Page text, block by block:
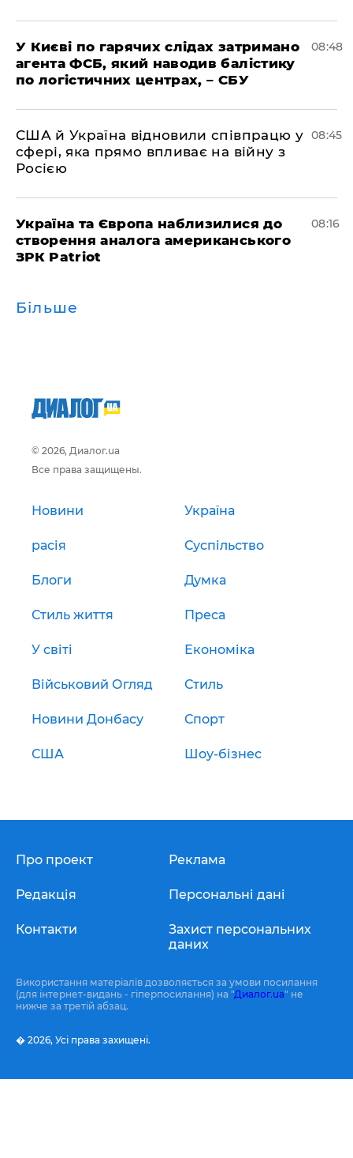
У Києві по гарячих слідах затримано
агента ФСБ, який наводив балістику
по логістичних центрах, – СБУ
08:48
США й Україна відновили співпрацю у
сфері, яка прямо впливає на війну з
Росією
08:45
Україна та Європа наблизилися до
створення аналога американського
ЗРК Patriot
08:16
Більше
© 2026, Диалог.ua
Все права защищены.
Новини Україна
расія Суспільство
Блоги Думка
Стиль життя Преса
У світі Економіка
Військовий Огляд Стиль
Новини Донбасу Спорт
США Шоу-бізнес
Про проект
Редакція
Контакти
Реклама
Персональні дані
Захист персональних
даних
Використання матеріалів дозволяється за умови посилання
(для інтернет-видань - гіперпосилання) на "Диалог.ua" не
нижче за третій абзац.
� 2026, Усі права захищені.